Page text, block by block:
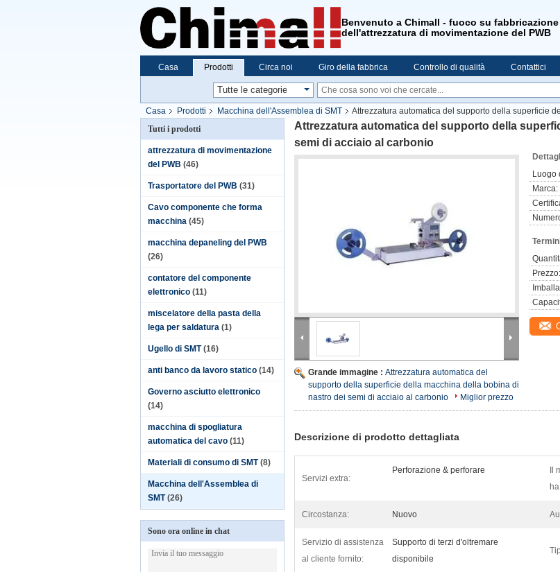
Benvenuto a Chimall - fuoco su fabbricazione
dell'attrezzatura di movimentazione del PWB
Casa Prodotti Circa noi Giro della fabbrica Controllo di qualità Contattici
Casa Prodotti Macchina dell'Assemblea di SMT
Attrezzatura automatica del supporto della superficie
carbonio
Tutti i prodotti
attrezzatura di movimentazione
del PWB (46)
Trasportatore del PWB (31)
Cavo componente che forma
macchina (45)
macchina depaneling del PWB
(26)
contatore del componente
elettronico (11)
miscelatore della pasta della
lega per saldatura (1)
Ugello di SMT (16)
anti banco da lavoro statico (14)
Governo asciutto elettronico
(14)
macchina di spogliatura
automatica del cavo (11)
Materiali di consumo di SMT (8)
Macchina dell'Assemblea di
SMT (26)
Sono ora online in chat
Attrezzatura automatica del supporto della
semi di acciaio al carbonio
Grande immagine : Attrezzatura automatica del
supporto della superficie della macchina della bobina di
nastro dei semi di acciaio al carbonio
Miglior prezzo
Luogo
Marca:
Prezzo:
Descrizione di prodotto dettagliata
Servizi extra:
Perforazione & perforare
Il
Circostanza: Nuovo
Servizio di assistenza
al cliente fornito:
Supporto di terzi d'oltremare
disponibile